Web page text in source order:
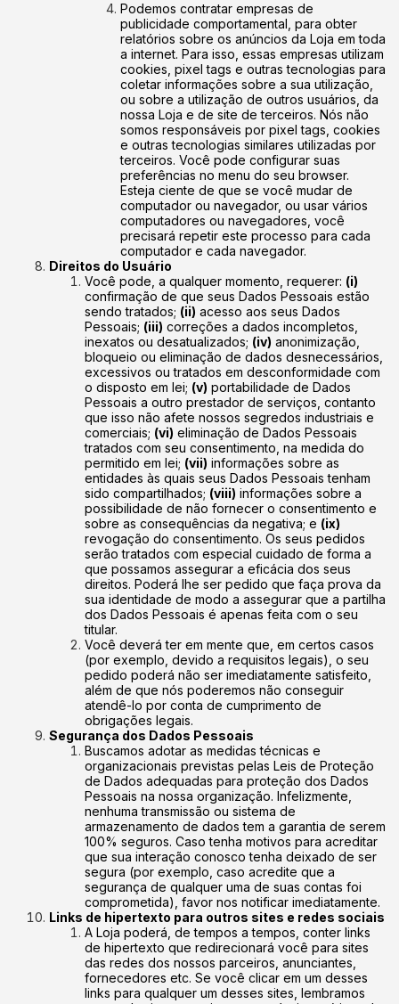
Podemos contratar empresas de
publicidade comportamental, para obter
relatórios sobre os anúncios da Loja em toda
a internet. Para isso, essas empresas utilizam
cookies, pixel tags e outras tecnologias para
coletar informações sobre a sua utilização,
ou sobre a utilização de outros usuários, da
nossa Loja e de site de terceiros. Nós não
somos responsáveis por pixel tags, cookies
e outras tecnologias similares utilizadas por
terceiros. Você pode configurar suas
preferências no menu do seu browser.
Esteja ciente de que se você mudar de
computador ou navegador, ou usar vários
computadores ou navegadores, você
precisará repetir este processo para cada
computador e cada navegador.
Direitos do Usuário
Você pode, a qualquer momento, requerer: (i)
confirmação de que seus Dados Pessoais estão
sendo tratados; (ii) acesso aos seus Dados
Pessoais; (iii) correções a dados incompletos,
inexatos ou desatualizados; (iv) anonimização,
bloqueio ou eliminação de dados desnecessários,
excessivos ou tratados em desconformidade com
o disposto em lei; (v) portabilidade de Dados
Pessoais a outro prestador de serviços, contanto
que isso não afete nossos segredos industriais e
comerciais; (vi) eliminação de Dados Pessoais
tratados com seu consentimento, na medida do
permitido em lei; (vii) informações sobre as
entidades às quais seus Dados Pessoais tenham
sido compartilhados; (viii) informações sobre a
possibilidade de não fornecer o consentimento e
sobre as consequências da negativa; e (ix)
revogação do consentimento. Os seus pedidos
serão tratados com especial cuidado de forma a
que possamos assegurar a eficácia dos seus
direitos. Poderá lhe ser pedido que faça prova da
sua identidade de modo a assegurar que a partilha
dos Dados Pessoais é apenas feita com o seu
titular.
Você deverá ter em mente que, em certos casos
(por exemplo, devido a requisitos legais), o seu
pedido poderá não ser imediatamente satisfeito,
além de que nós poderemos não conseguir
atendê-lo por conta de cumprimento de
obrigações legais.
Segurança dos Dados Pessoais
Buscamos adotar as medidas técnicas e
organizacionais previstas pelas Leis de Proteção
de Dados adequadas para proteção dos Dados
Pessoais na nossa organização. Infelizmente,
nenhuma transmissão ou sistema de
armazenamento de dados tem a garantia de serem
100% seguros. Caso tenha motivos para acreditar
que sua interação conosco tenha deixado de ser
segura (por exemplo, caso acredite que a
segurança de qualquer uma de suas contas foi
comprometida), favor nos notificar imediatamente.
Links de hipertexto para outros sites e redes sociais
A Loja poderá, de tempos a tempos, conter links
de hipertexto que redirecionará você para sites
das redes dos nossos parceiros, anunciantes,
fornecedores etc. Se você clicar em um desses
links para qualquer um desses sites, lembramos